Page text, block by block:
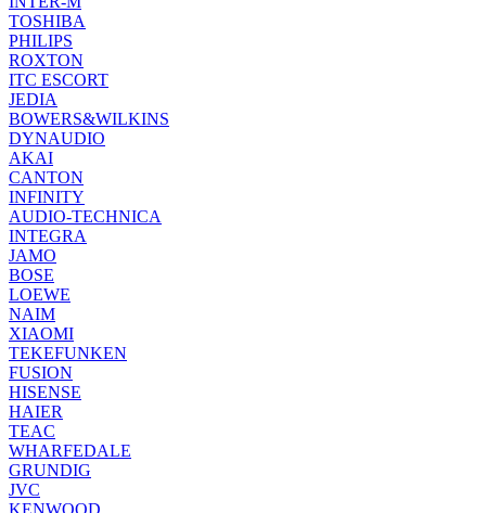
TOSHIBA
PHILIPS
ROXTON
ITC ESCORT
JEDIA
BOWERS&WILKINS
DYNAUDIO
AKAI
CANTON
INFINITY
AUDIO-TECHNICA
INTEGRA
JAMO
BOSE
LOEWE
NAIM
XIAOMI
TEKEFUNKEN
FUSION
HISENSE
HAIER
TEAC
WHARFEDALE
GRUNDIG
JVC
KENWOOD